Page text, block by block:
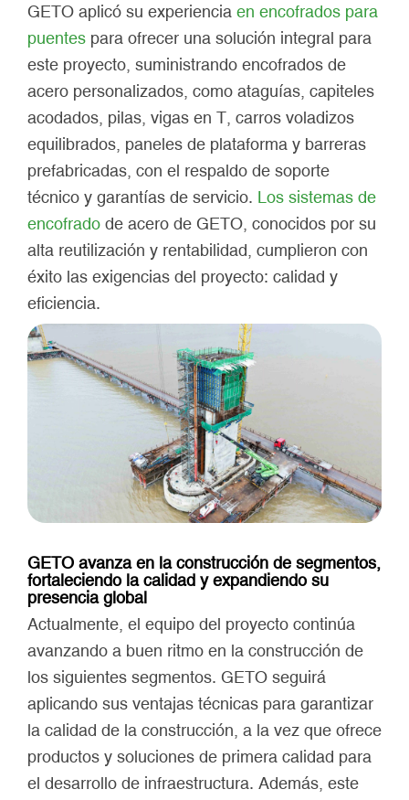
GETO aplicó su experiencia en encofrados para
puentes para ofrecer una solución integral para
este proyecto, suministrando encofrados de
acero personalizados, como ataguías, capiteles
acodados, pilas, vigas en T, carros voladizos
equilibrados, paneles de plataforma y barreras
prefabricadas, con el respaldo de soporte
técnico y garantías de servicio. Los sistemas de
encofrado de acero de GETO, conocidos por su
alta reutilización y rentabilidad, cumplieron con
éxito las exigencias del proyecto: calidad y
eficiencia.
GETO avanza en la construcción de segmentos,
fortaleciendo la calidad y expandiendo su
presencia global
Actualmente, el equipo del proyecto continúa
avanzando a buen ritmo en la construcción de
los siguientes segmentos. GETO seguirá
aplicando sus ventajas técnicas para garantizar
la calidad de la construcción, a la vez que ofrece
productos y soluciones de primera calidad para
el desarrollo de infraestructura. Además, este